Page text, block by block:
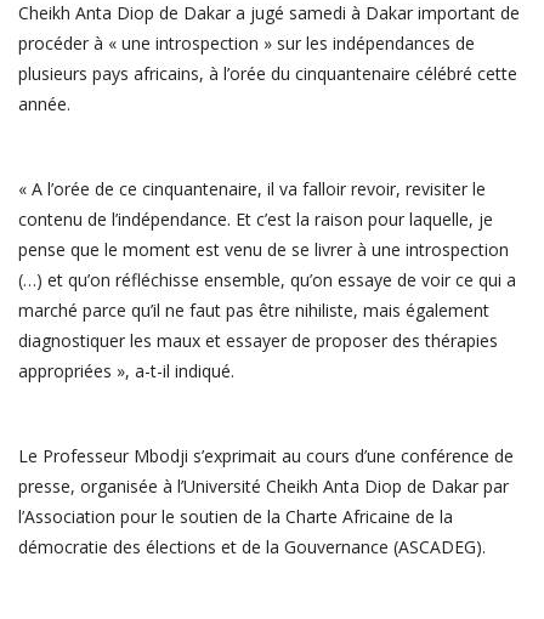
Cheikh Anta Diop de Dakar a jugé samedi à Dakar important de
procéder à « une introspection » sur les indépendances de
plusieurs pays africains, à l’orée du cinquantenaire célébré cette
année.
« A l’orée de ce cinquantenaire, il va falloir revoir, revisiter le
contenu de l’indépendance. Et c’est la raison pour laquelle, je
pense que le moment est venu de se livrer à une introspection
(…) et qu’on réfléchisse ensemble, qu’on essaye de voir ce qui a
marché parce qu’il ne faut pas être nihiliste, mais également
diagnostiquer les maux et essayer de proposer des thérapies
appropriées », a-t-il indiqué.
Le Professeur Mbodji s’exprimait au cours d’une conférence de
presse, organisée à l’Université Cheikh Anta Diop de Dakar par
l’Association pour le soutien de la Charte Africaine de la
démocratie des élections et de la Gouvernance (ASCADEG).